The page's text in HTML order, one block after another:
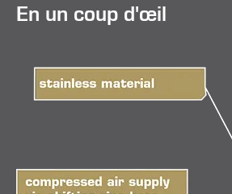
En un coup d'œil